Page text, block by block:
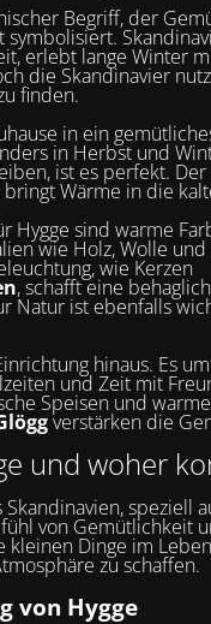
Begriff, der
erlebt lange Winter
die Skandinavier
finden.
in ein
in Herbst und
ist es perfekt. Der
bringt Wärme in die
Hygge sind warme
wie Holz, Wolle und
wie Kerzen
, schafft eine
Natur ist ebenfalls
hinaus. Es
und Zeit mit
Speisen und
verstärken die
und woher
Skandinavien, speziell
von Gemütlichkeit
kleinen Dinge im
zu schaffen.
von Hygge